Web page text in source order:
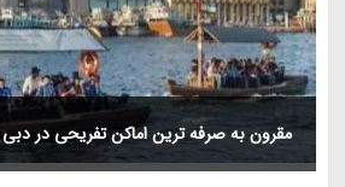
مقرون به صرفه ترین اماکن تفریحی در دبی